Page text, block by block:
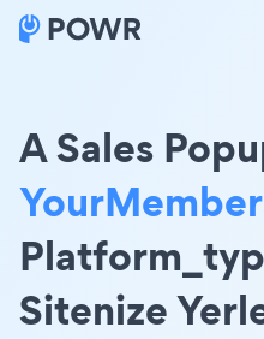
A Sales
Sitenize